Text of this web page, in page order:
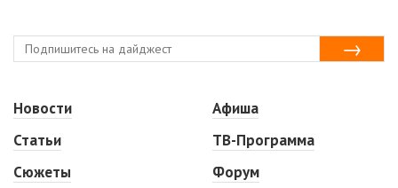
Новости
Статьи
Сюжеты
Афиша
ТВ-Программа
Форум